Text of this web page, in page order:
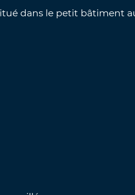
dans le petit bâtiment